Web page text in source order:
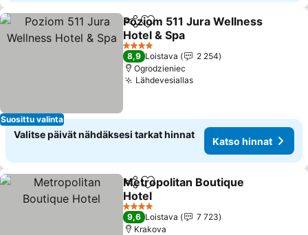
Suosittu valinta
Jaa Lisää suosikkeihin
Poziom 511 Jura Wellness
Hotel & Spa
Katso hinnat
4 Tähtiluokitus
8,9 Loistava
2 254
Ogrodzieniec
LähdevesiallasKatso hinnat
Valitse päivät nähdäksesi tarkat hinnat
Katso hinnat
Jaa Lisää suosikkeihin
Metropolitan Boutique
Hotel
Katso hinnat
4 Tähtiluokitus
9,6 Loistava
7 723
Krakova